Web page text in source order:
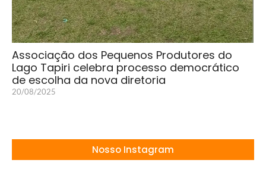
Associação dos Pequenos Produtores do
Lago Tapiri celebra processo democrático
de escolha da nova diretoria
20/08/2025
Nosso Instagram